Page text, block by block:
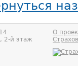
2-й этаж
О